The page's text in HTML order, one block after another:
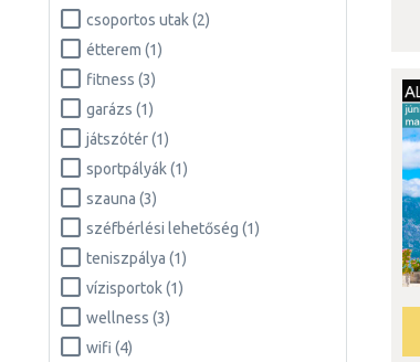
csoportos utak (2)
étterem (1)
fitness (3)
garázs (1)
játszótér (1)
sportpályák (1)
szauna (3)
széfbérlési lehetőség (1)
teniszpálya (1)
vízisportok (1)
wellness (3)
wifi (4)